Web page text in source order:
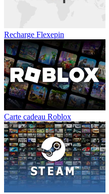
Recharge Flexepin
Carte cadeau Roblox